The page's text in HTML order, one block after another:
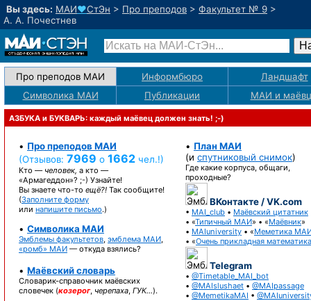
Вы здесь: МАИ♥СтЭн > Про преподов > Факультет № 9 >
А. А. Почестнев
Про преподов МАИ Информбюро
Ландшафт
Символика МАИ
Публикации МАИ и
АЗБУКА и БУКВАРЬ: каждый маёвец должен знать! ;-)
• Про преподов МАИ
(Отзывов: 7969 о 1662 чел.!)
Кто — человек, а кто —
«Армагеддон»? ;-) Узнайте!
Вы знаете что-то ещё?! Так сообщите!
(Заполните форму
или напишите письмо.)
• Символика МАИ
Эмблемы факультетов, эмблема МАИ,
«ромб» МАИ — откуда взялись?
• Маёвский словарь
Словарик-справочник маёвских
словечек (козерог, черепаха, ГУК…).
• План МАИ
(и спутниковый снимок)
Где какие корпуса, общаги,
проходные?
ВКонтакте / VK.com
• MAI_club • Маёвский цитатник
• «Типичный МАИ» • «Маёвник»
• MAIuniversity • «Меметика
• «Очень прикладная математика
Telegram
• @Timetable_MAI_bot
• @MAIslushaet • @MAIpassage
• @MemetikaMAI •